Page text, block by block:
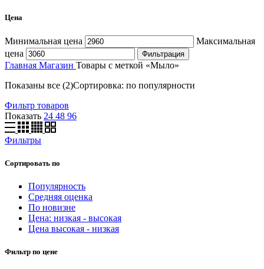
Цена
Минимальная цена
Максимальная
цена
Фильтрация
Главная Магазин Товары с меткой «Мыло»
Показаны все (2)Сортировка: по популярности
Фильтр товаров
Показать 24 48 96
Фильтры
Сортировать по
Популярность
Средняя оценка
По новизне
Цена: низкая - высокая
Цена высокая - низкая
Фильтр по цене